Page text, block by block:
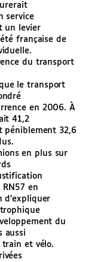
service
un levier
française de
du transport
le transport
en 2006. À
41,2
péniblement 32,6
en plus sur
RN57 en
d’expliquer
du
aussi
et vélo.